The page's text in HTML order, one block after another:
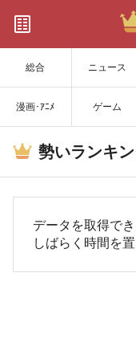
総合 ニュース
漫画･ｱﾆﾒ ゲーム
勢いランキ
データを取得でき
しばらく時間を